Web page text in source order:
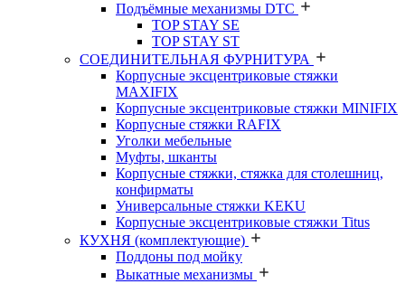
Подъёмные механизмы DTC
TOP STAY SE
TOP STAY ST
СОЕДИНИТЕЛЬНАЯ ФУРНИТУРА
Корпусные эксцентриковые стяжки
MAXIFIX
Корпусные эксцентриковые стяжки MINIFIX
Корпусные стяжки RAFIX
Уголки мебельные
Муфты, шканты
Корпусные стяжки, стяжка для столешниц,
конфирматы
Универсальные стяжки KEKU
Корпусные эксцентриковые стяжки Titus
КУХНЯ (комплектующие)
Поддоны под мойку
Выкатные механизмы